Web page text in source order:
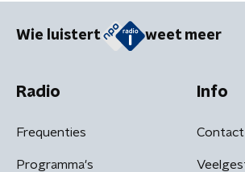
Wie luistert weet meer
Radio
Frequenties
Programma's
Info
Contact